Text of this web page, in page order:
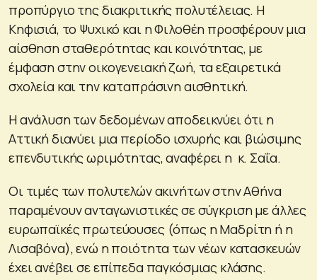
προπύργιο της διακριτικής πολυτέλειας. Η
Κηφισιά, το Ψυχικό και η Φιλοθέη προσφέρουν μια
αίσθηση σταθερότητας και κοινότητας, με
έμφαση στην οικογενειακή ζωή, τα εξαιρετικά
σχολεία και την καταπράσινη αισθητική.
Η ανάλυση των δεδομένων αποδεικνύει ότι η
Αττική διανύει μια περίοδο ισχυρής και βιώσιμης
επενδυτικής ωριμότητας, αναφέρει η κ. Σαΐα.
Οι τιμές των πολυτελών ακινήτων στην Αθήνα
παραμένουν ανταγωνιστικές σε σύγκριση με άλλες
ευρωπαϊκές πρωτεύουσες (όπως η Μαδρίτη ή η
Λισαβόνα), ενώ η ποιότητα των νέων κατασκευών
έχει ανέβει σε επίπεδα παγκόσμιας κλάσης.